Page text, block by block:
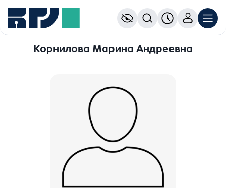
Корнилова Марина Андреевна